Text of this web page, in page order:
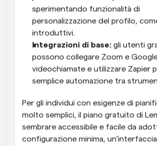
sperimentando funzionalità di
personalizzazione del profilo,
introduttivi.
Integrazioni di base: gli utenti
possono collegare Zoom e
videochiamate e utilizzare Zapier
semplice automazione tra
Per gli individui con esigenze di
molto semplici, il piano gratuito di
sembrare accessibile e facile da
configurazione minima,